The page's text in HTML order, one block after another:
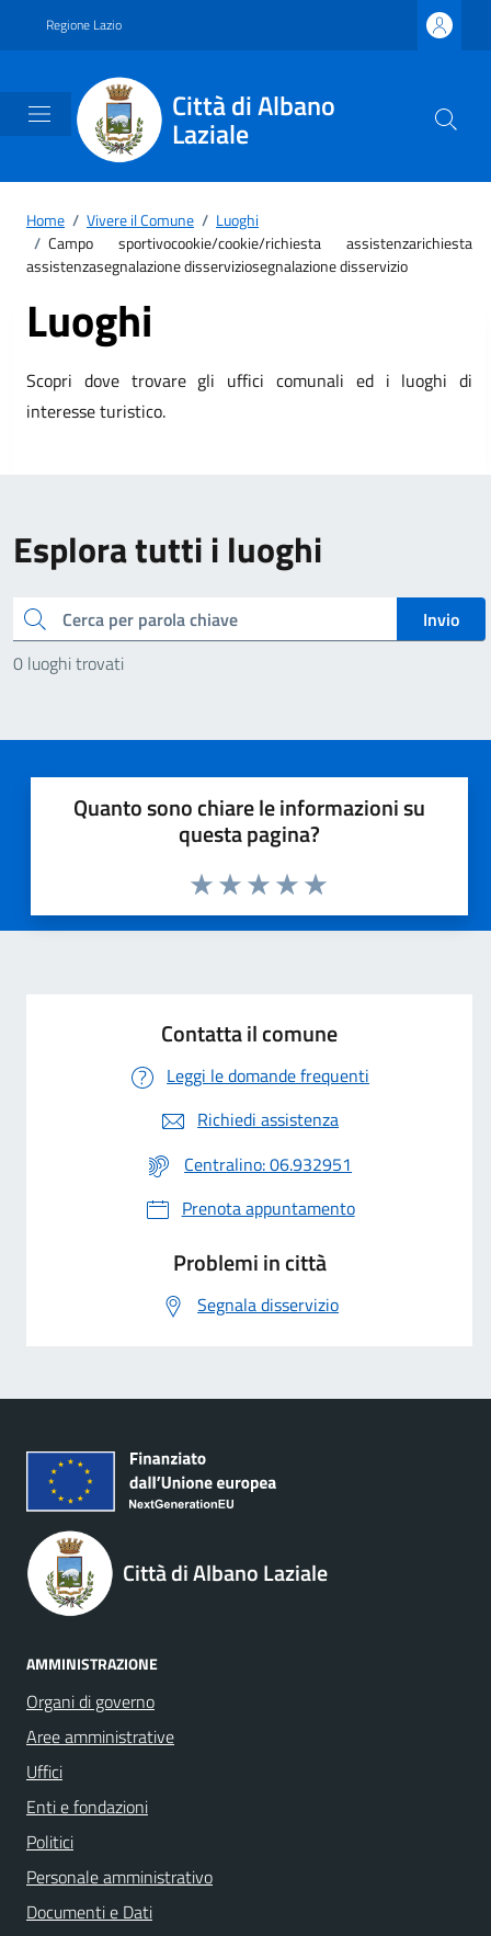
Regione Lazio
Città di Albano
Laziale
Home / Vivere il Comune / Luoghi
/ Campo sportivocookie/cookie/richiesta assistenzarichiesta
assistenzasegnalazione disserviziosegnalazione disservizio
Luoghi
Scopri dove trovare gli uffici comunali ed i luoghi di
interesse turistico.
Esplora tutti i luoghi
Cerca
Invio
0 luoghi trovati
Quanto sono chiare le informazioni su
questa pagina?
Valuta 5 stelle su 5
Valuta 4 stelle su 5
Valuta 3 stelle su 5
Valuta 2 stelle su 5
Valuta 1 stelle su 5
Contatta il comune
Leggi le domande frequenti
Richiedi assistenza
Centralino: 06.932951
Prenota appuntamento
Problemi in città
Segnala disservizio
Città di Albano Laziale
AMMINISTRAZIONE
Organi di governo
Aree amministrative
Uffici
Enti e fondazioni
Politici
Personale amministrativo
Documenti e Dati